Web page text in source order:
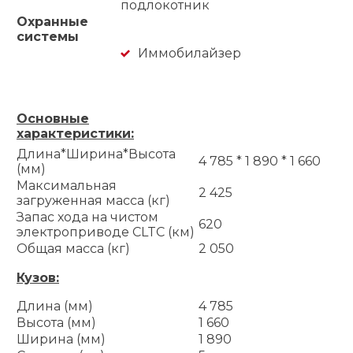
подлокотник
Охранные
системы
Иммобилайзер
Основные
характеристики:
Длина*Ширина*Высота
(мм)
4 785 * 1 890 * 1 660
Максимальная
загруженная масса (кг)
2 425
Запас хода на чистом
электроприводе CLTC (км)
620
Общая масса (кг)
2 050
Кузов:
Длина (мм)
4 785
Высота (мм)
1 660
Ширина (мм)
1 890